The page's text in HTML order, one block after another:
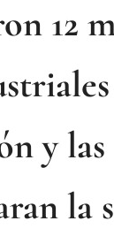
12
y
la